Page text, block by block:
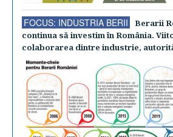
FOCUS: INDUSTRIA BERII
Berarii
continua să investim în România.
colaborarea dintre industrie,